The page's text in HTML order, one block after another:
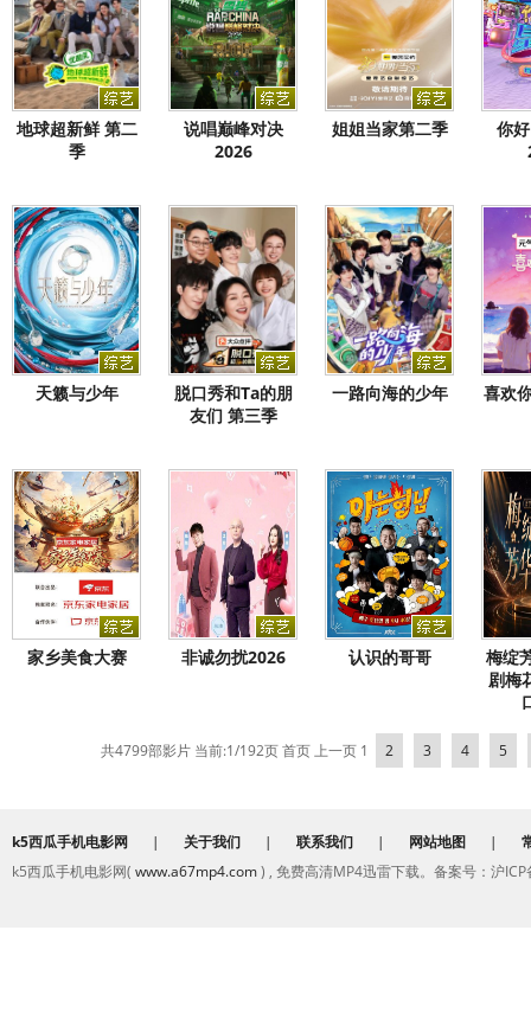
地球超新鲜 第二
季
说唱巅峰对决
2026
姐姐当家第二季
你
天籁与少年
脱口秀和Ta的朋
友们 第三季
一路向海的少年 喜欢
家乡美食大赛 非诚勿扰2026 认识的哥哥
梅绽
剧梅
共4799部影片 当前:1/192页首页 上一页 1 2 3 4 5
k5西瓜手机电影网 | 关于我们 | 联系我们 | 网站地图 |
k5西瓜手机电影网( www.a67mp4.com) , 免费高清MP4迅雷下载。备案号：沪